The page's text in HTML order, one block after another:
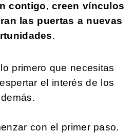
contigo,creen vínculos
las puertas a nuevas
.
primero que necesitas
el interés de los
demás.
con el primer paso.